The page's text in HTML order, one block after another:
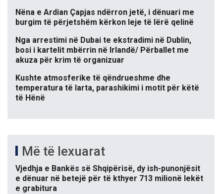
Nëna e Ardian Çapjas ndërron jetë, i dënuari me
burgim të përjetshëm kërkon leje të lërë qelinë
Nga arrestimi në Dubai te ekstradimi në Dublin,
bosi i kartelit mbërrin në Irlandë/ Përballet me
akuza për krim të organizuar
Kushte atmosferike të qëndrueshme dhe
temperatura të larta, parashikimi i motit për këtë
të Hënë
Më të lexuarat
Vjedhja e Bankës së Shqipërisë, dy ish-punonjësit
e dënuar në betejë për të kthyer 713 milionë lekët
e grabitura